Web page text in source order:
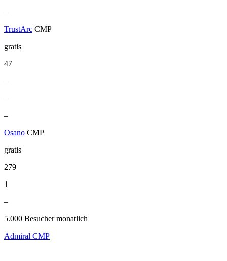
–
TrustArc CMP
gratis
47
–
–
–
Osano CMP
gratis
279
1
–
5.000 Besucher monatlich
Admiral CMP